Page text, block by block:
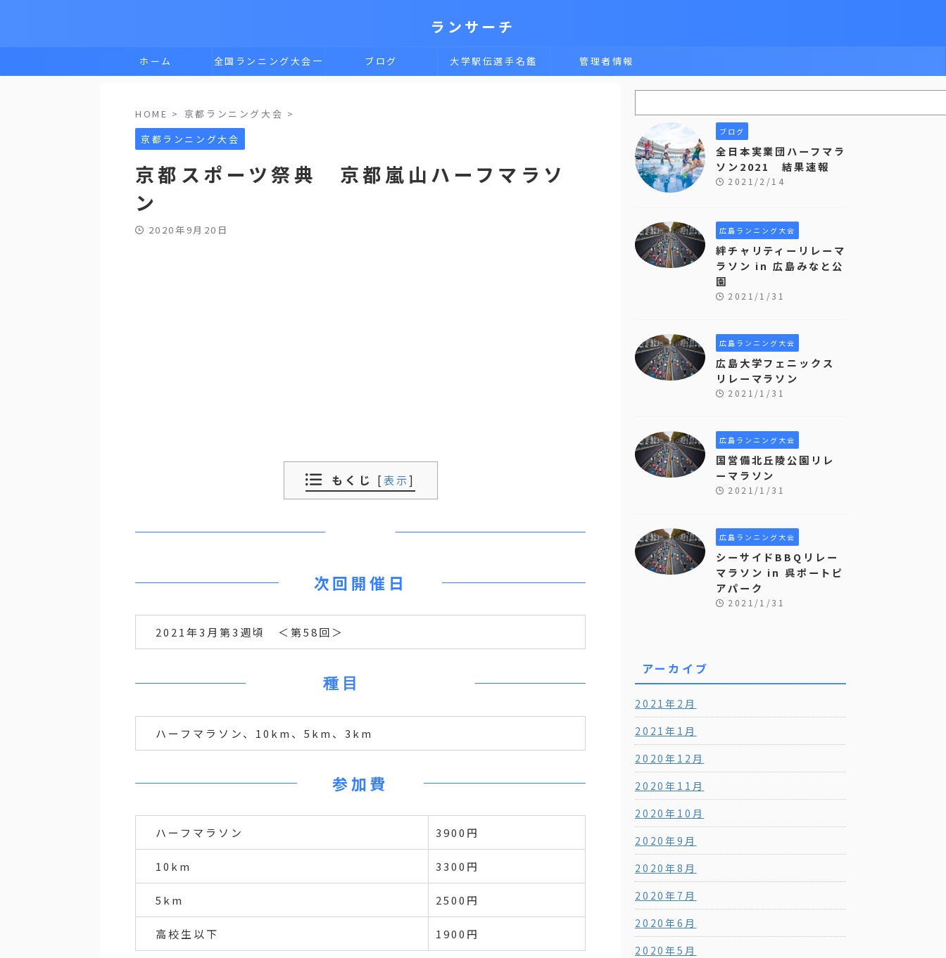
ランサーチ
ホーム 全国ランニング大会一 ブログ 大学駅伝選手名鑑 管理者情報
HOME > 京都ランニング大会 >
京都ランニング大会
京都スポーツ祭典 京都嵐山ハーフマラソ
ン
2020年9月20日
もくじ [表示]
次回開催日
2021年3月第3週頃 ＜第58回＞
種目
ハーフマラソン、10km、5km、3km
参加費
ハーフマラソン 3900円
10km 3300円
5km 2500円
高校生以下 1900円
ブログ
全日本実業団ハーフマラ
ソン2021 結果速報
2021/2/14
広島ランニング大会
絆チャリティーリレーマ
ラソン in 広島みなと公
園
2021/1/31
広島ランニング大会
広島大学フェニックス
リレーマラソン
2021/1/31
広島ランニング大会
国営備北丘陵公園リレ
ーマラソン
2021/1/31
広島ランニング大会
シーサイドBBQリレー
マラソン in 呉ポートピ
アパーク
2021/1/31
アーカイブ
2021年2月
2021年1月
2020年12月
2020年11月
2020年10月
2020年9月
2020年8月
2020年7月
2020年6月
2020年5月